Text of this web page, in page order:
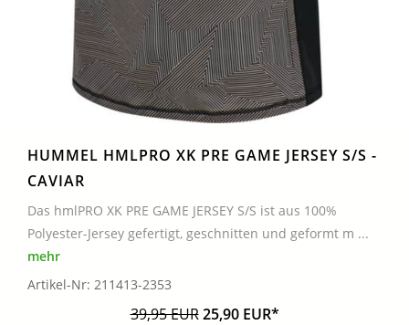
HUMMEL HMLPRO XK PRE GAME JERSEY S/S -
CAVIAR
Das hmlPRO XK PRE GAME JERSEY S/S ist aus 100%
Polyester-Jersey gefertigt, geschnitten und geformt m ...
mehr
Artikel-Nr: 211413-2353
39,95 EUR25,90 EUR*